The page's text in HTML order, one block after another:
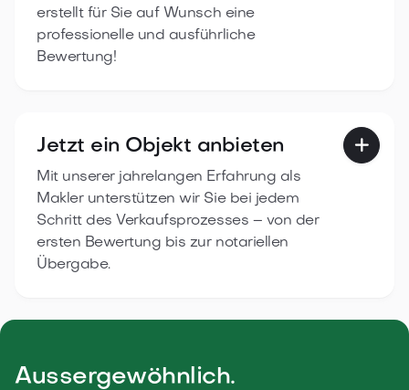
erstellt für Sie auf Wunsch eine
professionelle und ausführliche
Bewertung!
Jetzt ein Objekt anbieten
Mit unserer jahrelangen Erfahrung als
Makler unterstützen wir Sie bei jedem
Schritt des Verkaufsprozesses – von der
ersten Bewertung bis zur notariellen
Übergabe.

Aussergewöhnlich.